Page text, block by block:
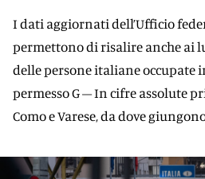
I dati aggiornati dell’Ufficio
permettono di risalire anche ai
delle persone italiane occupate
permesso G – In cifre assolute
Como e Varese, da dove